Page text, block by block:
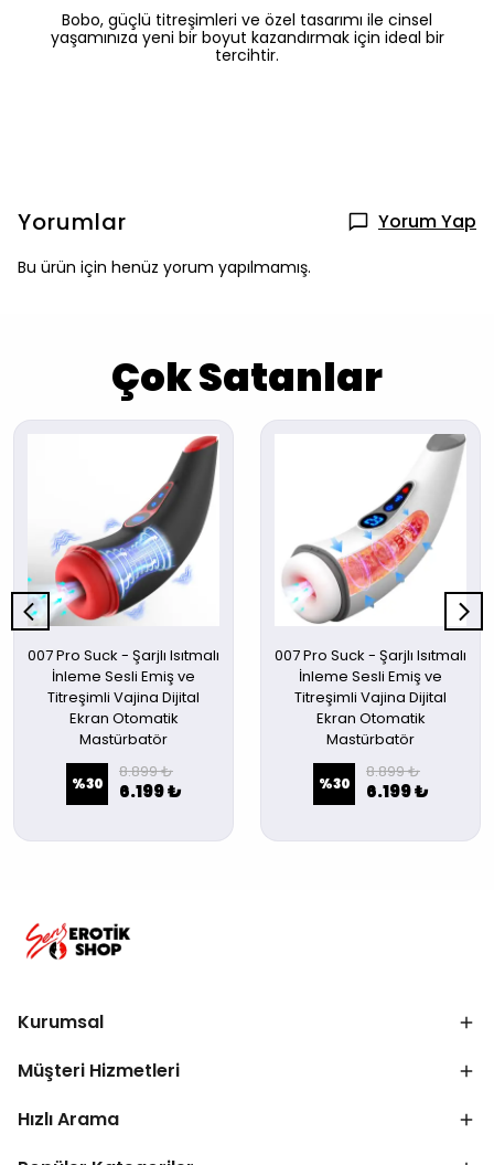
Bobo, güçlü titreşimleri ve özel tasarımı ile cinsel
yaşamınıza yeni bir boyut kazandırmak için ideal bir
tercihtir.
Yorumlar Yorum Yap
Bu ürün için henüz yorum yapılmamış.
Çok Satanlar
007 Pro Suck - Şarjlı Isıtmalı
İnleme Sesli Emiş ve
Titreşimli Vajina Dijital
Ekran Otomatik
Mastürbatör
%30
8.899 ₺
6.199 ₺
007 Pro Suck - Şarjlı Isıtmalı
İnleme Sesli Emiş ve
Titreşimli Vajina Dijital
Ekran Otomatik
Mastürbatör
%30
8.899 ₺
6.199 ₺
Kurumsal
Müşteri Hizmetleri
Hızlı Arama